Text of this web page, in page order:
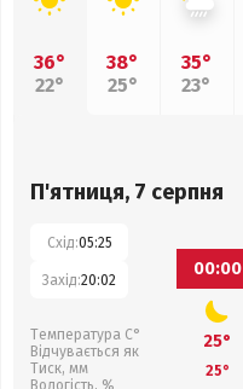
36°
22°
38°
25°
35°
23°
П'ятниця, 7 серпня
Схід:05:25
Захід:20:02
Температура С°
Відчувається як
Тиск, мм
Вологість, %
00:00
25°
25°